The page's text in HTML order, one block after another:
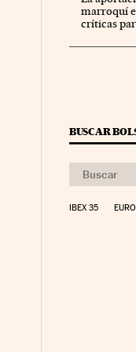
marroquí
críticas
BUSCAR
IBEX 35